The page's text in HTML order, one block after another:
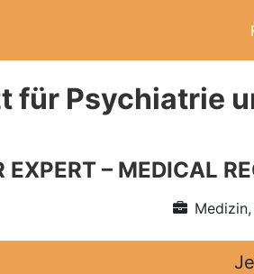
für Psychiatrie
EXPERT – MEDICAL